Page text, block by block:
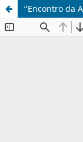
“Encontro da